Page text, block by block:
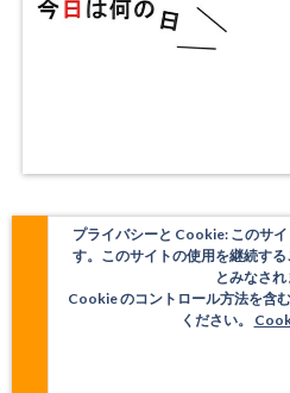
プライバシーと Cookie: このサ
す。このサイトの使用を継続す
とみなされ
Cookie のコントロール方法を含
ください。